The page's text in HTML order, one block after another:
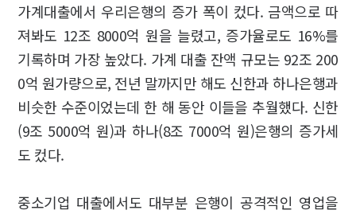
가계대출에서 우리은행의 증가 폭이 컸다. 금액으로 따
져봐도 12조 8000억 원을 늘렸고, 증가율로도 16%를
기록하며 가장 높았다. 가계 대출 잔액 규모는 92조 200
0억 원가량으로, 전년 말까지만 해도 신한과 하나은행과
비슷한 수준이었는데 한 해 동안 이들을 추월했다. 신한
(9조 5000억 원)과 하나(8조 7000억 원)은행의 증가세
도 컸다.
중소기업 대출에서도 대부분 은행이 공격적인 영업을